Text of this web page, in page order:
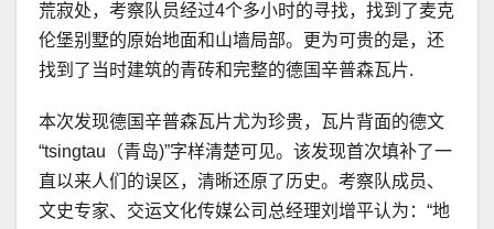
荒寂处，考察队员经过4个多小时的寻找，找到了麦克
伦堡别墅的原始地面和山墙局部。更为可贵的是，还
找到了当时建筑的青砖和完整的德国辛普森瓦片.
本次发现德国辛普森瓦片尤为珍贵，瓦片背面的德文
“tsingtau（青岛)”字样清楚可见。该发现首次填补了一
直以来人们的误区，清晰还原了历史。考察队成员、
文史专家、交运文化传媒公司总经理刘增平认为：“地